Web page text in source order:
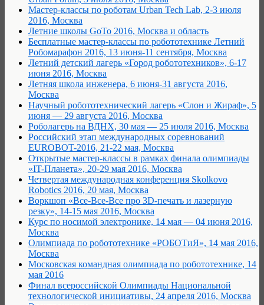
Мастер-классы по роботам Urban Tech Lab, 2-3 июля
2016, Москва
Летние школы GoTo 2016, Москва и область
Бесплатные мастер-классы по робототехнике Летний
Робомарафон 2016, 13 июня-11 сентября, Москва
Летний детский лагерь «Город робототехников», 6-17
июня 2016, Москва
Летняя школа инженера, 6 июня-31 августа 2016,
Москва
Научный робототехнический лагерь «Слон и Жираф», 5
июня — 29 августа 2016, Москва
Роболагерь на ВДНХ, 30 мая — 25 июля 2016, Москва
Российский этап международных соревнований
EUROBOT-2016, 21-22 мая, Москва
Открытые мастер-классы в рамках финала олимпиады
«IT-Планета», 20-29 мая 2016, Москва
Четвертая международная конференция Skolkovo
Robotics 2016, 20 мая, Москва
Воркшоп «Все-Все-Все про 3D-печать и лазерную
резку», 14-15 мая 2016, Москва
Курс по носимой электронике, 14 мая — 04 июня 2016,
Москва
Олимпиада по робототехнике «РОБОТиЯ», 14 мая 2016,
Москва
Московская командная олимпиада по робототехнике, 14
мая 2016
Финал всероссийской Олимпиады Национальной
технологической инициативы, 24 апреля 2016, Москва